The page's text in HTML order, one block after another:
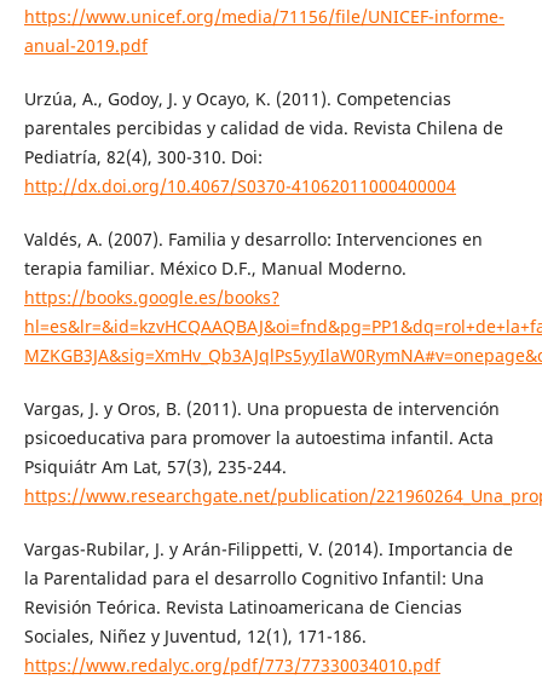
https://www.unicef.org/media/71156/file/UNICEF-informe-
anual-2019.pdf
Urzúa, A., Godoy, J. y Ocayo, K. (2011). Competencias
parentales percibidas y calidad de vida. Revista Chilena de
Pediatría, 82(4), 300-310. Doi:
http://dx.doi.org/10.4067/S0370-41062011000400004
Valdés, A. (2007). Familia y desarrollo: Intervenciones en
terapia familiar. México D.F., Manual Moderno.
https://books.google.es/books?
Vargas, J. y Oros, B. (2011). Una propuesta de intervención
psicoeducativa para promover la autoestima infantil. Acta
Psiquiátr Am Lat, 57(3), 235-244.
https://www.researchgate.net/publication/
Vargas-Rubilar, J. y Arán-Filippetti, V. (2014). Importancia de
la Parentalidad para el desarrollo Cognitivo Infantil: Una
Revisión Teórica. Revista Latinoamericana de Ciencias
Sociales, Niñez y Juventud, 12(1), 171-186.
https://www.redalyc.org/pdf/773/77330034010.pdf